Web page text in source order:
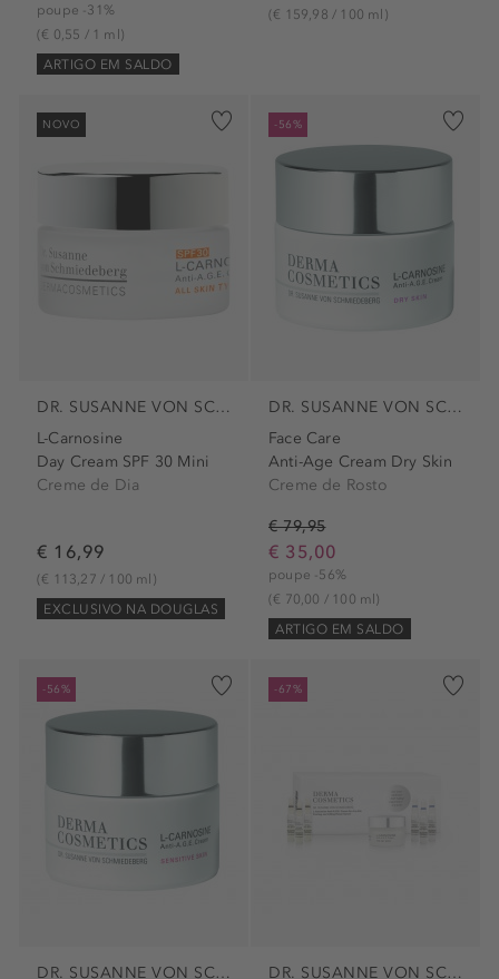
poupe -31%
(€ 0,55 / 1 ml)
ARTIGO EM SALDO
(€ 159,98 / 100 ml)
NOVO
DR. SUSANNE VON SCHMIEDEBERG
L-Carnosine
Day Cream SPF 30 Mini
Creme de Dia
€ 16,99
(€ 113,27 / 100 ml)
EXCLUSIVO NA DOUGLAS
-56%
DR. SUSANNE VON SCHMIEDEBERG
Face Care
Anti-Age Cream Dry Skin
Creme de Rosto
€ 79,95
€ 35,00
poupe -56%
(€ 70,00 / 100 ml)
ARTIGO EM SALDO
-56%
DR. SUSANNE VON SCHMIEDEBERG
-67%
DR. SUSANNE VON SCHMIEDEBERG